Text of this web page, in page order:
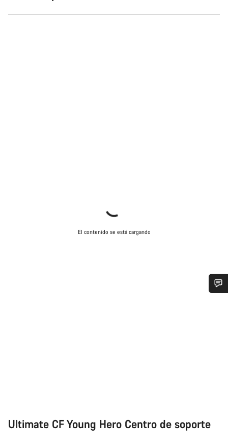
El contenido se está cargando
Ultimate CF Young Hero Centro de soporte